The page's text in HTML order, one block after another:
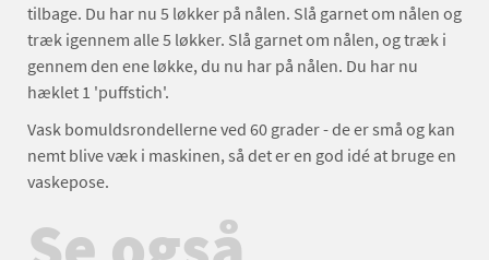
tilbage. Du har nu 5 løkker på nålen. Slå garnet om nålen og
træk igennem alle 5 løkker. Slå garnet om nålen, og træk i
gennem den ene løkke, du nu har på nålen. Du har nu
hæklet 1 'puffstich'.
Vask bomuldsrondellerne ved 60 grader - de er små og kan
nemt blive væk i maskinen, så det er en god idé at bruge en
vaskepose.